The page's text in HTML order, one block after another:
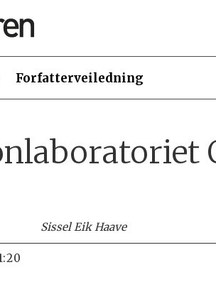
Forfatterveiledning
Sissel Eik Haave